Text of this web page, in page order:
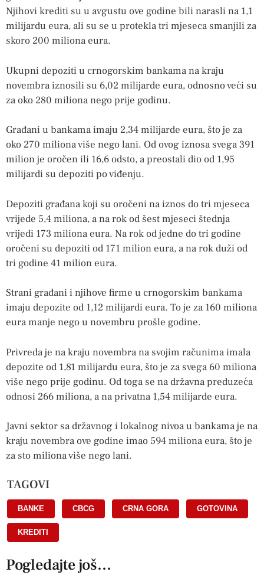
Njihovi krediti su u avgustu ove godine bili narasli na 1,1
milijardu eura, ali su se u protekla tri mjeseca smanjili za
skoro 200 miliona eura.
Ukupni depoziti u crnogorskim bankama na kraju
novembra iznosili su 6,02 milijarde eura, odnosno veći su
za oko 280 miliona nego prije godinu.
Građani u bankama imaju 2,34 milijarde eura, što je za
oko 270 miliona više nego lani. Od ovog iznosa svega 391
milion je oročen ili 16,6 odsto, a preostali dio od 1,95
milijardi su depoziti po viđenju.
Depoziti građana koji su oročeni na iznos do tri mjeseca
vrijede 5,4 miliona, a na rok od šest mjeseci štednja
vrijedi 173 miliona eura. Na rok od jedne do tri godine
oročeni su depoziti od 171 milion eura, a na rok duži od
tri godine 41 milion eura.
Strani građani i njihove firme u crnogorskim bankama
imaju depozite od 1,12 milijardi eura. To je za 160 miliona
eura manje nego u novembru prošle godine.
Privreda je na kraju novembra na svojim računima imala
depozite od 1,81 milijardu eura, što je za svega 60 miliona
više nego prije godinu. Od toga se na državna preduzeća
odnosi 266 miliona, a na privatna 1,54 milijarde eura.
Javni sektor sa državnog i lokalnog nivoa u bankama je na
kraju novembra ove godine imao 594 miliona eura, što je
za sto miliona više nego lani.
TAGOVI
BANKE CBCG CRNA GORA GOTOVINA
KREDITI
Pogledajte još...